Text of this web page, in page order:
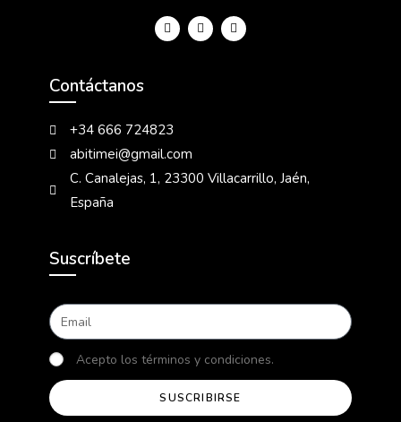
Contáctanos
+34 666 724823
abitimei@gmail.com
C. Canalejas, 1, 23300 Villacarrillo, Jaén,
España
Suscríbete
Acepto los términos y condiciones.
SUSCRIBIRSE